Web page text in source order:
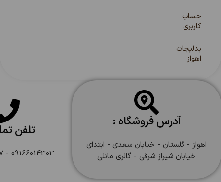
حساب
کاربری
بدلیجات
اهواز
آدرس فروشگاه :
اهواز - گلستان - خیابان سعدی - ابتدای
خیابان شیراز شرقی - گالری مانلی
تلفن
09166014303 - 09166108747